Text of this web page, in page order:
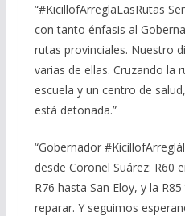
“#KicillofArreglaLasRutas
con tanto énfasis al
rutas provinciales. Nuestro
varias de ellas. Cruzando la
escuela y un centro de
está detonada.”
“Gobernador
desde Coronel Suárez: R60
R76 hasta San Eloy, y la
reparar. Y seguimos